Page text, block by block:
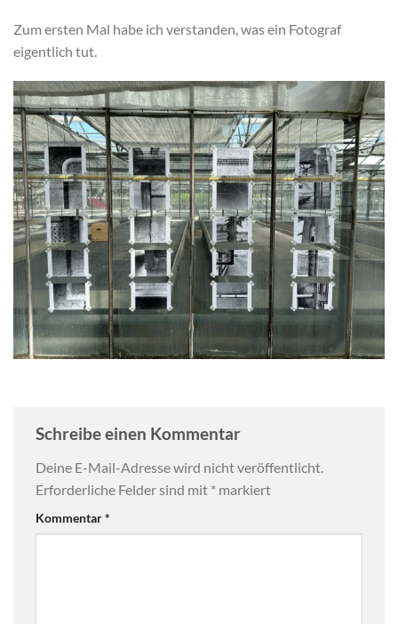
Zum ersten Mal habe ich verstanden, was ein Fotograf
eigentlich tut.
Schreibe einen Kommentar
Deine E-Mail-Adresse wird nicht veröffentlicht.
Erforderliche Felder sind mit * markiert
Kommentar*